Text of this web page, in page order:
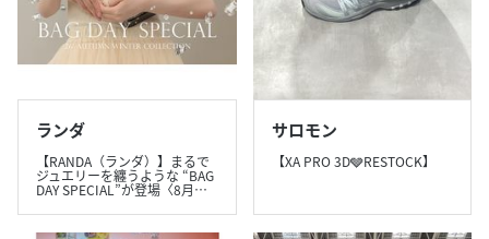
ランダ
【RANDA（ランダ）】まるで
ジュエリーを纏うような “BAG
DAY SPECIAL”が登場〈8月…
サロモン
【XA PRO 3D🩶RESTOCK】